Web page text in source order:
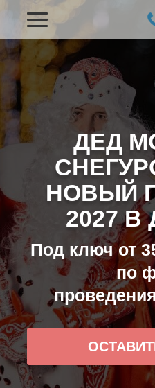
ДЕД
НОВЫЙ
2027 В
Под ключ от
по